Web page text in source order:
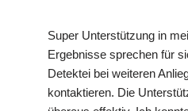
Super Unterstützung in
Ergebnisse sprechen für
Detektei bei weiteren
kontaktieren. Die